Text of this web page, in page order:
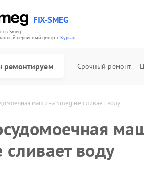
FIX-SMEG
Smeg
cервисный центр г.Курган
ремонтируем Срочный ремонт
машина Smeg не сливает воду
сливает воду